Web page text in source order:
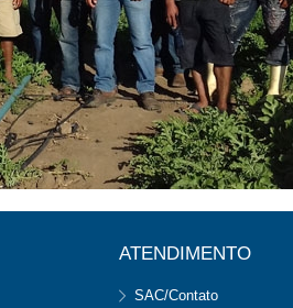
ATENDIMENTO
SAC/Contato